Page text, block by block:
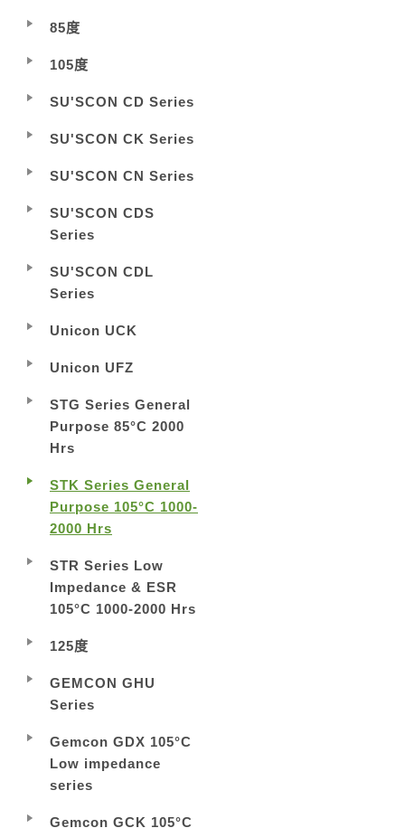
85度
105度
SU'SCON CD Series
SU'SCON CK Series
SU'SCON CN Series
SU'SCON CDS
Series
SU'SCON CDL
Series
Unicon UCK
Unicon UFZ
STG Series General
Purpose 85°C 2000
Hrs
STK Series General
Purpose 105°C 1000-
2000 Hrs
STR Series Low
Impedance & ESR
105°C 1000-2000 Hrs
125度
GEMCON GHU
Series
Gemcon GDX 105°C
Low impedance
series
Gemcon GCK 105°C